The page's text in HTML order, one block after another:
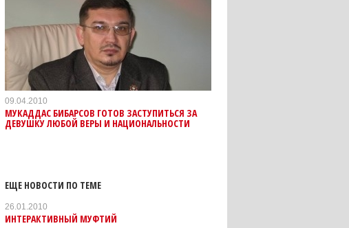
09.04.2010
МУКАДДАС БИБАРСОВ ГОТОВ ЗАСТУПИТЬСЯ ЗА
ДЕВУШКУ ЛЮБОЙ ВЕРЫ И НАЦИОНАЛЬНОСТИ
ЕЩЕ НОВОСТИ ПО ТЕМЕ
26.01.2010
ИНТЕРАКТИВНЫЙ МУФТИЙ